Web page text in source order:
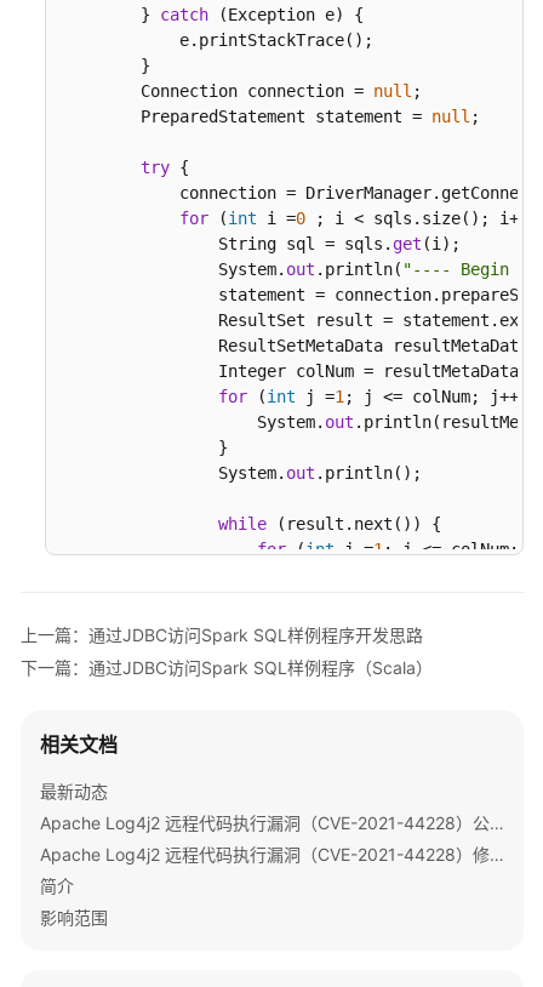
例
工
总
用
发
        }
catch (Exception e) {
            e.printStackTrace();
        }
        Connection connection =
null ;
        PreparedStatement statement =
null ;
try {
connection =
for (int i =0 ; i < sqls.size();
                String sql = sqls.
get (i);
                System.
out .println( "---- Begin
statement =
ResultSet result =
ResultSetMetaData resultMetaData
Integer colNum =
for (int j =1 ; j <= colNum; j++)
                    System.
out
                }
                System.
out .println();
while (result.next()) {
for (int j =1 ; j <= colNum;
                    System.
out.println();
                }
                System.
out.println("---- Done
            e.printStackTrace();
        }
finally {
if (null != statement) {
                statement.close();
            }
上一篇：通过JDBC访问Spark SQL样例程序开发思路
下一篇：通过JDBC访问Spark SQL样例程序（Scala）
相关文档
最新动态
Apache Log4j2 远程代码执行漏洞（CVE-2021-44228）公告
Apache Log4j2 远程代码执行漏洞（CVE-2021-44228）修复指导
简介
影响范围